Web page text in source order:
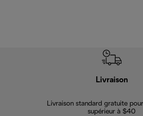
Livraison
Livraison standard gratuite
supérieur à $40